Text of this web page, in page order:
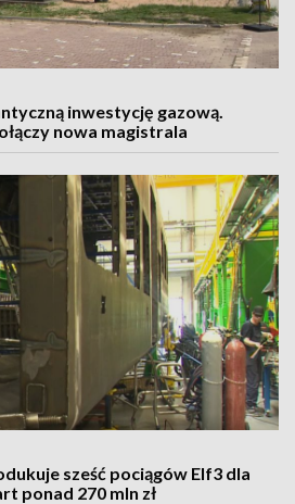
inwestycję gazową.
nowa magistrala
sześć pociągów Elf3 dla
ponad 270 mln zł